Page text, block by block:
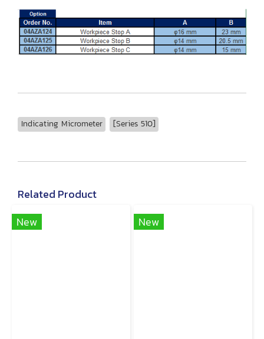
Indicating Micrometer [Series 510]
Related Product
New
New